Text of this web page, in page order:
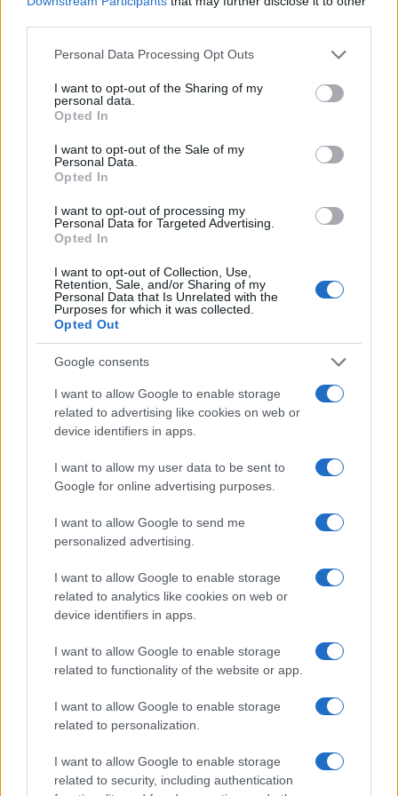
Please note that this website/app uses one or more Google
not limited to your visit or usage behaviour. You may click to
grant or deny consent to Google and its third-party tags to
use your data for below specified purposes in below Google
consent section.
Personal Data Processing Opt Outs
I want to opt-out of the Sharing of my
personal data.
Opted In
I want to opt-out of the Sale of my
Personal Data.
Opted In
I want to opt-out of processing my
Personal Data for Targeted Advertising.
Opted In
I want to opt-out of Collection, Use,
Retention, Sale, and/or Sharing of my
Personal Data that Is Unrelated with the
Purposes for which it was collected.
Opted Out
Google consents
I want to allow Google to enable storage
related to advertising like cookies on web or
device identifiers in apps.
I want to allow my user data to be sent to
Google for online advertising purposes.
I want to allow Google to send me
personalized advertising.
I want to allow Google to enable storage
related to analytics like cookies on web or
device identifiers in apps.
I want to allow Google to enable storage
related to functionality of the website or app.
I want to allow Google to enable storage
related to personalization.
I want to allow Google to enable storage
related to security, including authentication
IRODALOM
A könyvek, amik vagyok: Kádár L. Gellért
Mely könyvek formálnak minket azzá, akik vagyunk? Új
olvasmányaikról. Elsőként a Hunyadi főszereplője, Kádár L.
Gellért avat be minket abba, mely könyvek mutattak
számára utat.
EZEN A NAPON TÖRTÉNT
Június 29-én történt
Galkó Balázs színész, előadóművész ezen a napon született
1949-ben. Pályája során számos társulatnak tagja volt,
például a Nemzeti Színháznak és a 25. Színháznak. A
versmondásban is, továbbá hangját a Harry Potter-filmek
Félig Fej Nélküli Nickjeként is ismerhetjük.
Egymillió dollár nem lesz elég A kis herceg
kéziratáért Abu Dzabiban
Az árverésre kerülő gépelt kéziratról feltételezik, hogy
ebben jelent meg először a könyv egyik leghíresebb
mondata: „Jól igazán csak a szívével lát az ember, ami
lényeges, az a szemnek láthatatlan.”
Az építész pilóta, aki megírta A kis
herceget
1944. július 31-én halt meg Antoine de Saint-Exupéry francia
író, A kis herceg szerzője.